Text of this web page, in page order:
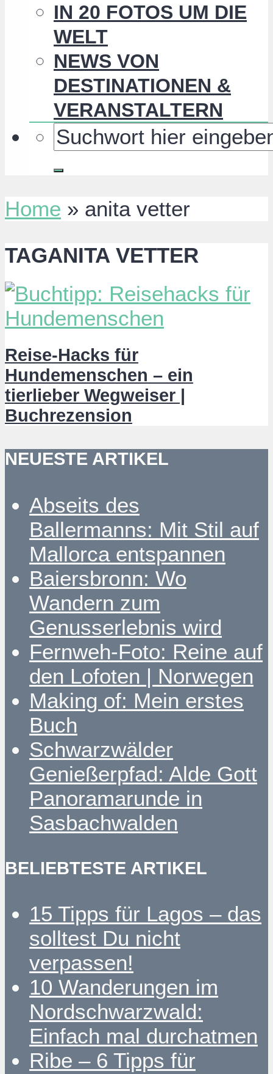
IN 20 FOTOS UM DIE
WELT
NEWS VON
DESTINATIONEN &
VERANSTALTERN
Home » anita vetter
TAGANITA VETTER
Reise-Hacks für
Hundemenschen – ein
tierlieber Wegweiser |
Buchrezension
NEUESTE ARTIKEL
Abseits des
Ballermanns: Mit Stil auf
Mallorca entspannen
Baiersbronn: Wo
Wandern zum
Genusserlebnis wird
Fernweh-Foto: Reine auf
den Lofoten | Norwegen
Making of: Mein erstes
Buch
Schwarzwälder
Genießerpfad: Alde Gott
Panoramarunde in
Sasbachwalden
BELIEBTESTE ARTIKEL
15 Tipps für Lagos – das
solltest Du nicht
verpassen!
10 Wanderungen im
Nordschwarzwald:
Einfach mal durchatmen
Ribe – 6 Tipps für